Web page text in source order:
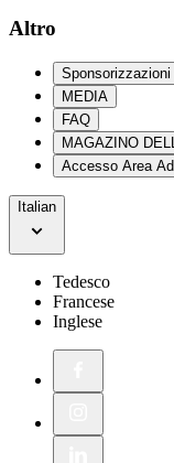
Altro
MEDIA
FAQ
MAGAZINO
Accesso Area
Italian
Tedesco
Francese
Inglese